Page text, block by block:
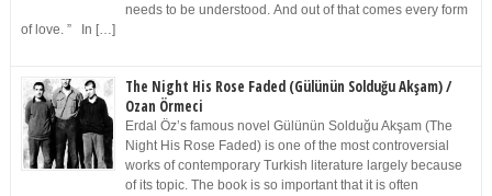
needs to be understood. And out of that comes every form
of love. ” In […]
The Night His Rose Faded (Gülünün Solduğu Akşam) /
Ozan Örmeci
Erdal Öz’s famous novel Gülünün Solduğu Akşam (The
Night His Rose Faded) is one of the most controversial
works of contemporary Turkish literature largely because
of its topic. The book is so important that it is often